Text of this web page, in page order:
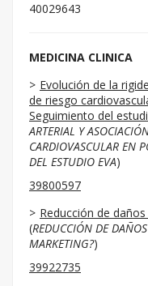
40029643
MEDICINA CLINICA
Evolución de la
de riesgo
Seguimiento del
ARTERIAL Y
CARDIOVASCULAR EN
DEL ESTUDIO EVA)
39800597
Reducción de
(REDUCCIÓN DE
MARKETING?)
39922735